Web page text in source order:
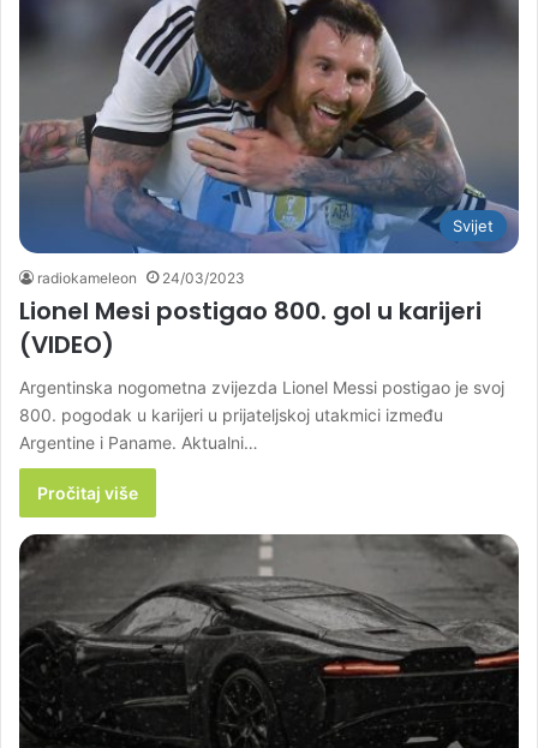
Svijet
radiokameleon 24/03/2023
Lionel Mesi postigao 800. gol u karijeri
(VIDEO)
Argentinska nogometna zvijezda Lionel Messi postigao je svoj
800. pogodak u karijeri u prijateljskoj utakmici između
Argentine i Paname. Aktualni…
Pročitaj više